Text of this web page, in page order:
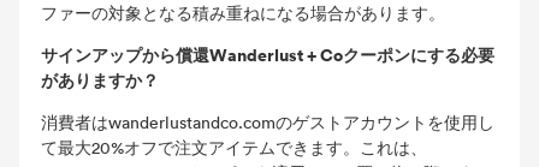
ファーの対象となる積み重ねになる場合があります。
サインアップから償還Wanderlust + Coクーポンにする必要
がありますか？
消費者はwanderlustandco.comのゲストアカウントを使用し
て最大20%オフで注文アイテムできます。これは、